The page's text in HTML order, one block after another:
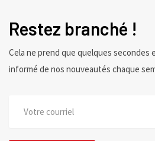
Restez branché !
Cela ne prend que quelques
informé de nos nouveautés chaque